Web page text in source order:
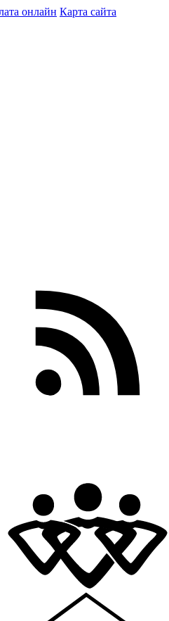
онлайн Карта сайта